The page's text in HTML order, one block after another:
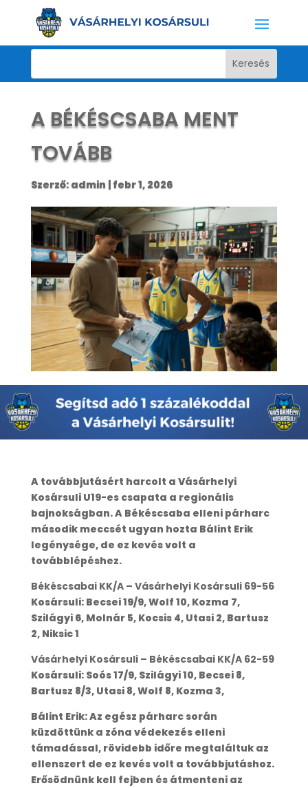
A BÉKÉSCSABA MENT
TOVÁBB
Szerző: admin | febr 1, 2026
A továbbjutásért harcolt a Vásárhelyi
Kosársuli U19-es csapata a regionális
bajnokságban. A Békéscsaba elleni párharc
második meccsét ugyan hozta Bálint Erik
legénysége, de ez kevés volt a
továbblépéshez.
Békéscsabai KK/A – Vásárhelyi Kosársuli 69-56
Kosársuli: Becsei 19/9, Wolf 10, Kozma 7,
Szilágyi 6, Molnár 5, Kocsis 4, Utasi 2, Bartusz
2, Niksic 1
Vásárhelyi Kosársuli – Békéscsabai KK/A 62-59
Kosársuli: Soós 17/9, Szilágyi 10, Becsei 8,
Bartusz 8/3, Utasi 8, Wolf 8, Kozma 3,
Bálint Erik: Az egész párharc során
küzdöttünk a zóna védekezés elleni
támadással, rövidebb időre megtaláltuk az
ellenszert de ez kevés volt a továbbjutáshoz.
Erősödnünk kell fejben és átmenteni az